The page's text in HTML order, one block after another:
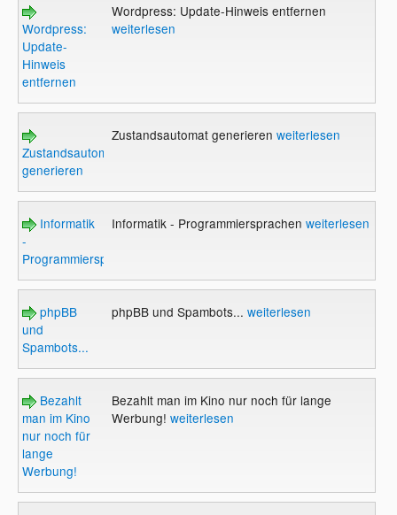
Wordpress:
Update-
Hinweis
entfernen
Wordpress: Update-Hinweis entfernen
weiterlesen
Zustandsautomat
generieren
Zustandsautomat generieren weiterlesen
Informatik
-
Programmiersprachen
Informatik - Programmiersprachen weiterlesen
phpBB
und
Spambots...
phpBB und Spambots... weiterlesen
Bezahlt
man im Kino
nur noch für
lange
Werbung!
Bezahlt man im Kino nur noch für lange
Werbung! weiterlesen